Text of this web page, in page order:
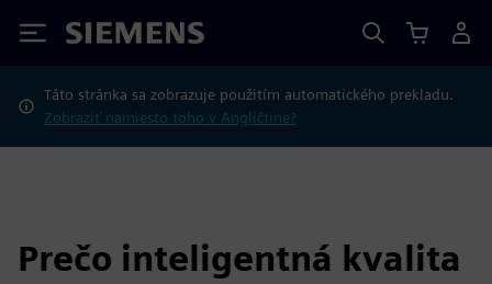
Siemens
Táto stránka sa zobrazuje použitím automatického prekladu.
Zobraziť namiesto toho v Angličtine?
Prečo inteligentná kvalita